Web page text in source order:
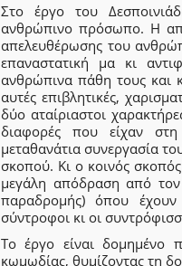
Στο έργο του
ανθρώπινο πρόσωπο. Η
απελευθέρωσης του
επαναστατική μα κι
ανθρώπινα πάθη τους και
αυτές επιβλητικές,
δύο αταίριαστοι
διαφορές που είχαν
μεταθανάτια συνεργασία
σκοπού. Κι ο κοινός
μεγάλη απόδραση από
παραδρομής) όπου
σύντροφοι κι οι
Το έργο είναι δομημένο
κωμωδίας, θυμίζοντας τη